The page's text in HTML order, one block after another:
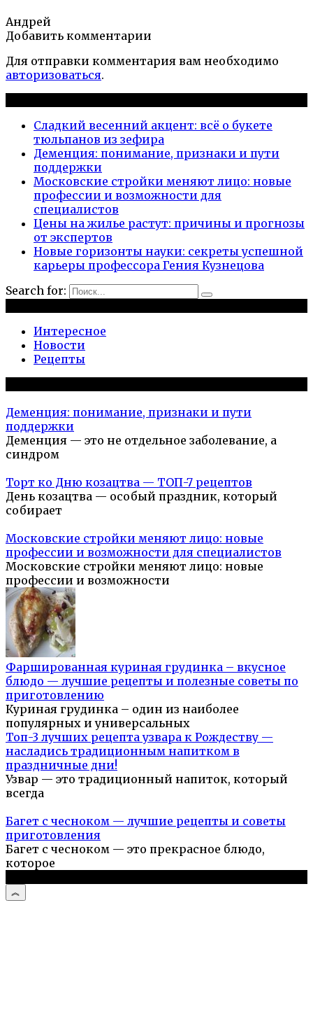
Андрей
Добавить комментарии
Для отправки комментария вам необходимо
авторизоваться.
Сладкий весенний акцент: всё о букете
тюльпанов из зефира
Деменция: понимание, признаки и пути
поддержки
Московские стройки меняют лицо: новые
профессии и возможности для
специалистов
Цены на жилье растут: причины и прогнозы
от экспертов
Новые горизонты науки: секреты успешной
карьеры профессора Гения Кузнецова
Search for:
Интересное
Новости
Рецепты
Деменция: понимание, признаки и пути
поддержки
Деменция — это не отдельное заболевание, а
синдром
Торт ко Дню козацтва — ТОП-7 рецептов
День козацтва — особый праздник, который
собирает
Московские стройки меняют лицо: новые
профессии и возможности для специалистов
Московские стройки меняют лицо: новые
профессии и возможности
Фаршированная куриная грудинка – вкусное
блюдо — лучшие рецепты и полезные советы по
приготовлению
Куриная грудинка – один из наиболее
популярных и универсальных
Топ-3 лучших рецепта узвара к Рождеству —
насладись традиционным напитком в
праздничные дни!
Узвар — это традиционный напиток, который
всегда
Багет с чесноком — лучшие рецепты и советы
приготовления
Багет с чесноком — это прекрасное блюдо,
которое